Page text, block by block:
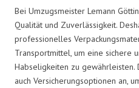
Bei Umzugsmeister Lemann
Qualität und Zuverlässigkeit.
professionelles
Transportmittel, um eine sichere
Habseligkeiten zu
auch Versicherungsoptionen an,